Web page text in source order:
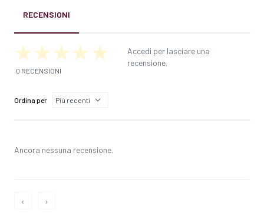
RECENSIONI
0 RECENSIONI
Accedi per lasciare una
recensione.
Ordina per
Ancora nessuna recensione.
‹ ›